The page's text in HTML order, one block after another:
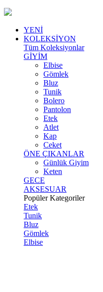
YENİ
KOLEKSİYON
Tüm Koleksiyonlar
GİYİM
Elbise
Gömlek
Bluz
Tunik
Bolero
Pantolon
Etek
Atlet
Kap
Ceket
ÖNE ÇIKANLAR
Günlük Giyim
Keten
GECE
AKSESUAR
Popüler Kategoriler
Etek
Tunik
Bluz
Gömlek
Elbise